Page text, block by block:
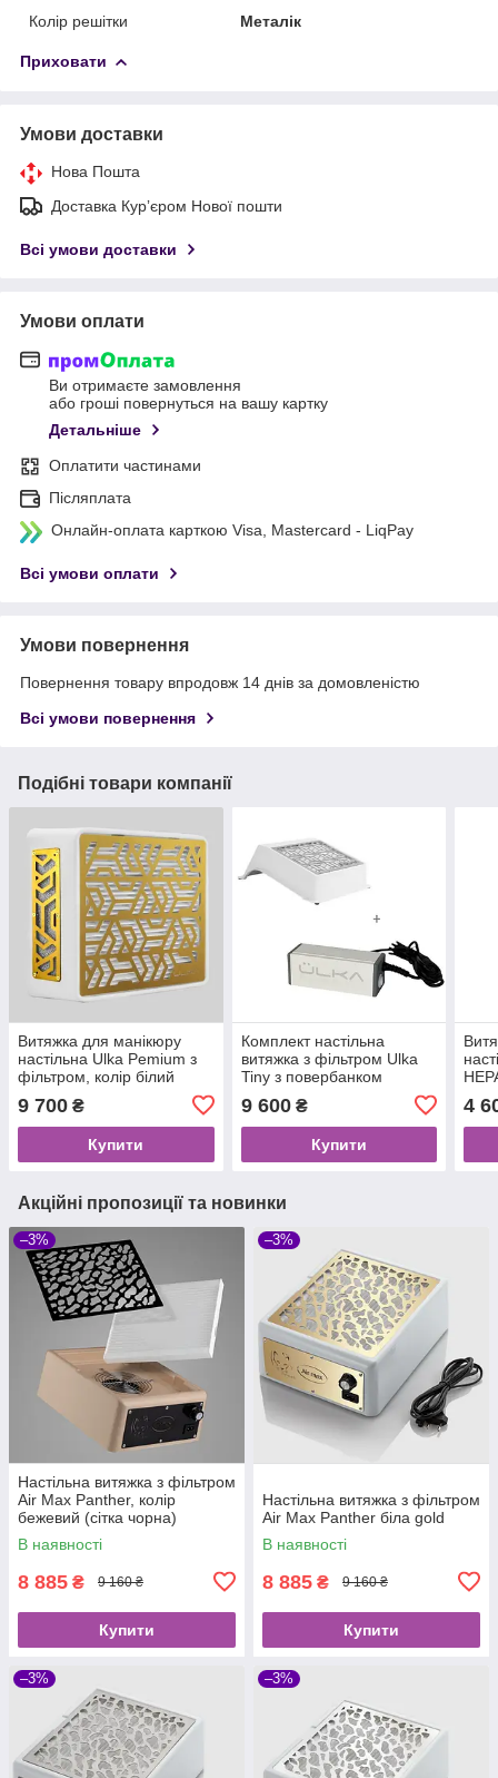
Колір решітки Металік
Приховати
Умови доставки
Нова Пошта
Доставка Курʼєром Нової пошти
Всі умови доставки
Умови оплати
Ви отримаєте замовлення
або гроші повернуться на вашу картку
Детальніше
Оплатити частинами
Післяплата
Онлайн-оплата карткою Visa, Mastercard - LiqPay
Всі умови оплати
Умови повернення
Повернення товару впродовж 14 днів за домовленістю
Всі умови повернення
Подібні товари компанії
Витяжка для манікюру
настільна Ulka Pemium з
фільтром, колір білий
9 700 ₴
Купити
Комплект настільна
витяжка з фільтром Ulka
Tiny з повербанком
9 600₴
Купити
4
Акційні пропозиції та новинки
–3%
Настільна витяжка з фільтром
Air Max Panther, колір
бежевий (сітка чорна)
В наявності
8 885 ₴ 9 160 ₴
Купити
–3%
Настільна витяжка з фільтром
Air Max Panther біла gold
В наявності
8 885 ₴ 9 160 ₴
Купити
–3% –3%